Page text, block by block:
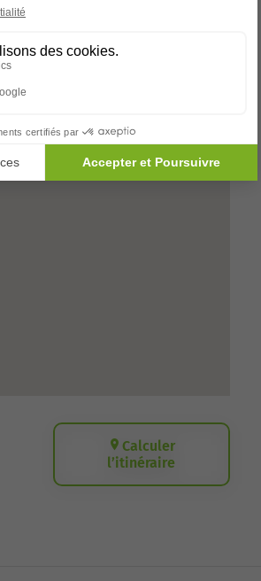
Calculer
l’itinéraire